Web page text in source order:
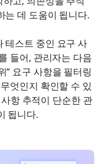
는 데 도움이 됩니다.
테스트 중인 요구 사
들어, 관리자는 다음
” 요구 사항을 필터링
엇인지 확인할 수 있
항 추적이 단순한 관
됩니다.